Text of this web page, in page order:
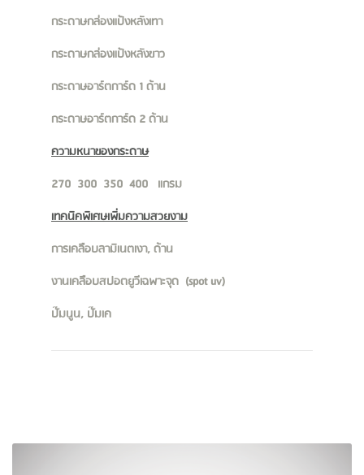
กระดาษกล่องแป้งหลังเทา
กระดาษกล่องแป้งหลังขาว
กระดาษอาร์ตการ์ด 1 ด้าน
กระดาษอาร์ตการ์ด 2 ด้าน
ความหนาของกระดาษ
270 300 350 400 แกรม
เทคนิคพิเศษเพิ่มความสวยงาม
การเคลือบลามิเนตเงา, ด้าน
งานเคลือบสปอตยูวีเฉพาะจุด (spot uv)
ปั๊มนูน, ปั๊มเค